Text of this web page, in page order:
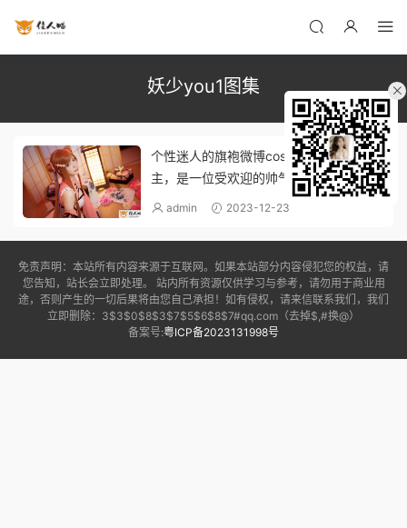
妖少you1图集
个性迷人的旗袍微博coser界的豌豆公
主，是一位受欢迎的帅气妖少you1瓶儿
–。
admin 2023-12-23
免责声明：本站所有内容来源于互联网。如果本站部分内容侵犯您的权益，请
您告知，站长会立即处理。 站内所有资源仅供学习与参考，请勿用于商业用
途，否则产生的一切后果将由您自己承担！如有侵权，请来信联系我们，我们
立即删除：3$3$0$8$3$7$5$6$8$7#qq.com（去掉$,#换@）
备案号:粤ICP备2023131998号